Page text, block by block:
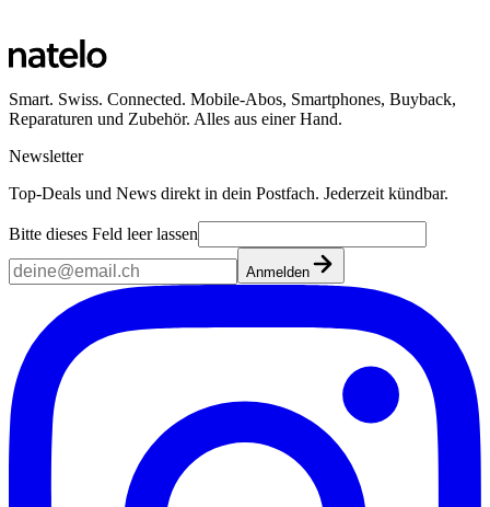
Smart. Swiss. Connected. Mobile-Abos, Smartphones, Buyback,
Reparaturen und Zubehör. Alles aus einer Hand.
Newsletter
Top-Deals und News direkt in dein Postfach. Jederzeit kündbar.
Bitte dieses Feld leer lassen
Anmelden